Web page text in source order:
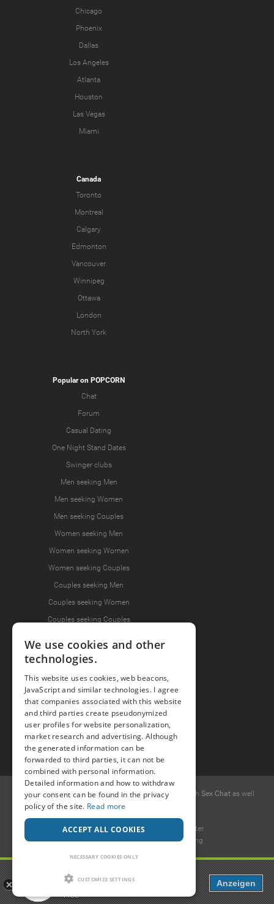
Chicago
Phoenix
Dallas
Los Angeles
Atlanta
Houston
Las Vegas
Miami
Canada
Toronto
Montreal
Calgary
Edmonton
Vancouver
Winnipeg
Ottawa
London
North York
Popular on POPCORN
Chat
Forum
Casual Dating
One Night Stand Dates
Swinger clubs
Men seeking Men
Men seeking Women
Men seeking Couples
Women seeking Men
Women seeking Women
Women seeking Couples
Couples seeking Men
Couples seeking Women
Couples seeking Couples
Join the Fun
Press Area
Invite Friends
© 2015 -2026 Popcorn .dating -Free casual dates with Sex Chatas well
asErotic Discussions
Ideawise Limited
Unit 603A, 6/F, Tower 1 Admiralty Center
18 Harcourt Road, Admiralty, Hong Kong
Payment and debt collection take place by Compay GmbH, Mettmanner
Dating, Chat & more
Free
Anzeigen
We use cookies and other
technologies.
This website uses cookies, web beacons,
JavaScript and similar technologies. I agree
that companies associated with this website
and third parties create pseudonymized
user profiles for website personalization,
market research and advertising. Although
the generated information can be
forwarded to third parties, it can not be
combined with personal information.
Detailed information and how to withdraw
your consent can be found in the privacy
policy of the site. Read more
ACCEPT ALL COOKIES
NECESSARY COOKIES ONLY
CUSTOMIZE SETTINGS